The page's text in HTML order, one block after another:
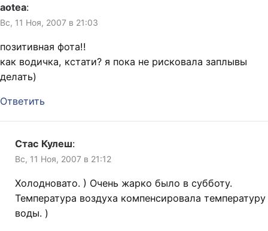
aotea:
Вс, 11 Ноя, 2007 в 21:03
позитивная фота!!
как водичка, кстати? я пока не рисковала заплывы
делать)
Ответить
Стас Кулеш:
Вс, 11 Ноя, 2007 в 21:12
Холодновато. ) Очень жарко было в субботу.
Температура воздуха компенсировала температуру
воды. )